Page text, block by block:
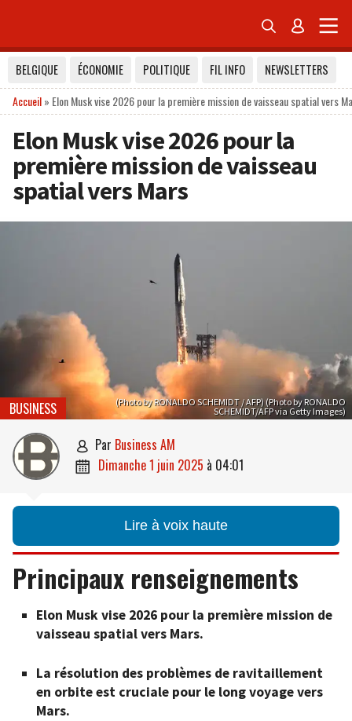
 
BELGIQUE ÉCONOMIE POLITIQUE FIL INFO
NEWSLETTERS
Accueil» Elon Musk vise 2026 pour la première mission de vaisseau spatial vers
Elon Musk vise 2026 pour la
première mission de vaisseau
spatial vers Mars
(Photo by RONALDO SCHEMIDT / AFP) (Photo by RONALDO
SCHEMIDT/AFP via Getty Images)
BUSINESS
 par Business AM
 dimanche 1 juin 2025 à 04:01
Lire à voix haute
Principaux renseignements
Elon Musk vise 2026 pour la première mission de
vaisseau spatial vers Mars.
La résolution des problèmes de ravitaillement
en orbite est cruciale pour le long voyage vers
Mars.